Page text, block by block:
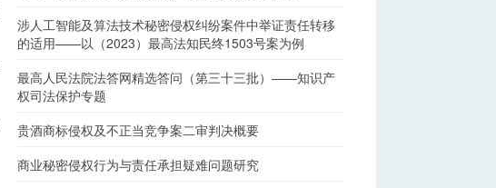
涉人工智能及算法技术秘密侵权纠纷案件中举证责任转移
的适用——以（2023）最高法知民终1503号案为例
最高人民法院法答网精选答问（第三十三批）——知识产
权司法保护专题
贵酒商标侵权及不正当竞争案二审判决概要
商业秘密侵权行为与责任承担疑难问题研究